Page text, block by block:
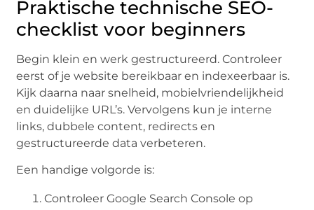
Praktische technische SEO-
checklist voor beginners
Begin klein en werk gestructureerd. Controleer
eerst of je website bereikbaar en indexeerbaar is.
Kijk daarna naar snelheid, mobielvriendelijkheid
en duidelijke URL’s. Vervolgens kun je interne
links, dubbele content, redirects en
gestructureerde data verbeteren.
Een handige volgorde is:
Controleer Google Search Console op